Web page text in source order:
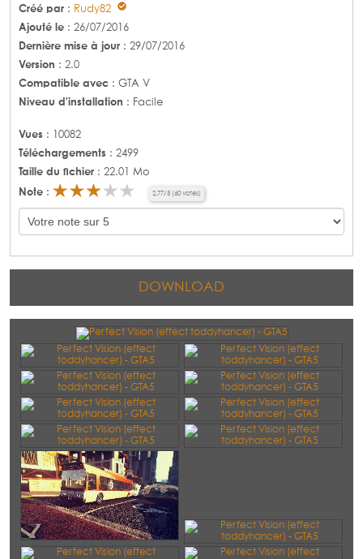
Créé par : Rudy82
Ajouté le : 26/07/2016
Dernière mise à jour : 29/07/2016
Version : 2.0
Compatible avec : GTA V
Niveau d'installation : Facile
Vues : 10082
Téléchargements : 2499
Taille du fichier : 22.01 Mo
Note : 2,77/5 60 votes)
DOWNLOAD